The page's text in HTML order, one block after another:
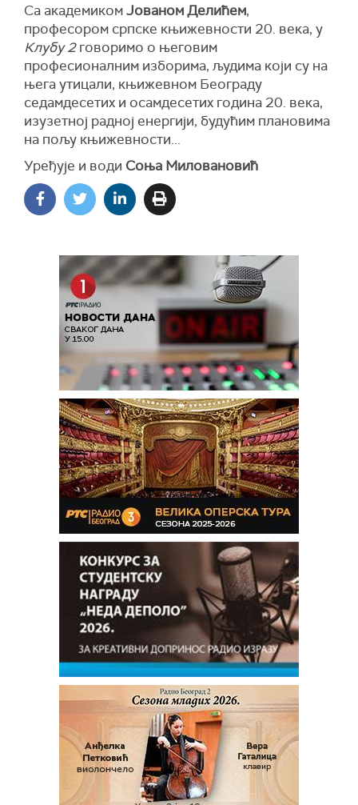
Са академикомЈованом Делићем,
професором српске књижевности 20. века, у
Клубу 2говоримо о његовим
професионалним изборима, људима који су на
њега утицали, књижевном Београду
седамдесетих и осамдесетих година 20. века,
изузетној радној енергији, будућим плановима
на пољу књижевности...
Уређује и води Соња Миловановић